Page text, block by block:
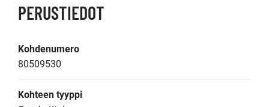
PERUSTIEDOT
Kohdenumero
80509530
Kohteen tyyppi